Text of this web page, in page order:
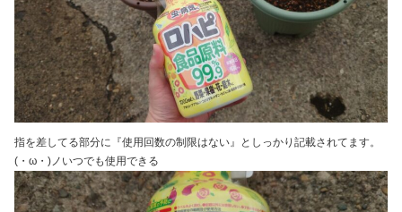
指を差してる部分に『使用回数の制限はない』としっかり記載されてます。
(・ω・)ノいつでも使用できる